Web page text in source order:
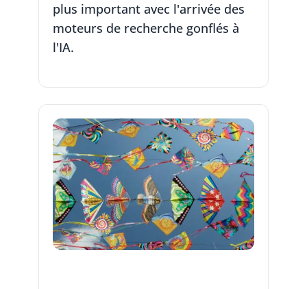
plus important avec l'arrivée des
moteurs de recherche gonflés à
l'IA.